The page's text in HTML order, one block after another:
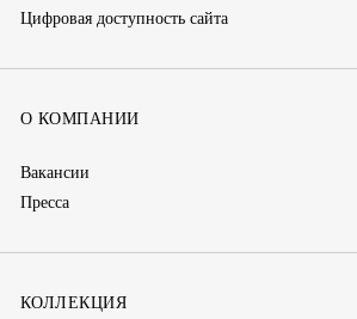
Цифровая доступность сайта
О КОМПАНИИ
Вакансии
Пресса
КОЛЛЕКЦИЯ